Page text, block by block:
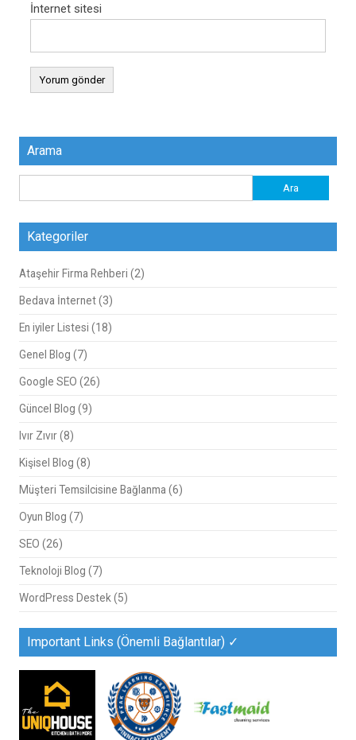
İnternet sitesi
Arama
Kategoriler
Ataşehir Firma Rehberi (2)
Bedava İnternet(3)
En iyiler Listesi (18)
Genel Blog (7)
Google SEO (26)
Güncel Blog (9)
Ivır Zıvır(8)
Kişisel Blog (8)
Müşteri Temsilcisine Bağlanma (6)
Oyun Blog (7)
SEO (26)
Teknoloji Blog (7)
WordPress Destek (5)
Important Links (Önemli Bağlantılar) ✓